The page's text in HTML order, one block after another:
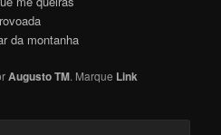
da montanha
Augusto TM. Marque Link